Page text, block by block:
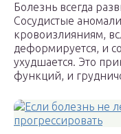
Болезнь всегда
Сосудистые
кровоизлияниям,
деформируется, и
ухудшается. Это
функций, и